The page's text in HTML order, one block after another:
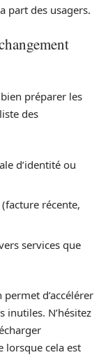
part des usagers.
préparer les
des
d’identité ou
récente,
services que
d’accélérer
inutiles. N’hésitez
lorsque cela est